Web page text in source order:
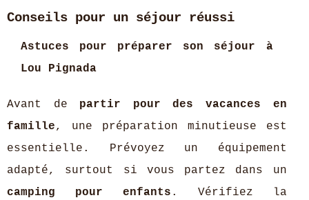
Conseils pour un séjour réussi
Astuces pour préparer son séjour à
Lou Pignada
Avant de partir pour des vacances en
famille, une préparation minutieuse est
essentielle. Prévoyez un équipement
adapté, surtout si vous partez dans un
camping pour enfants . Vérifiez la